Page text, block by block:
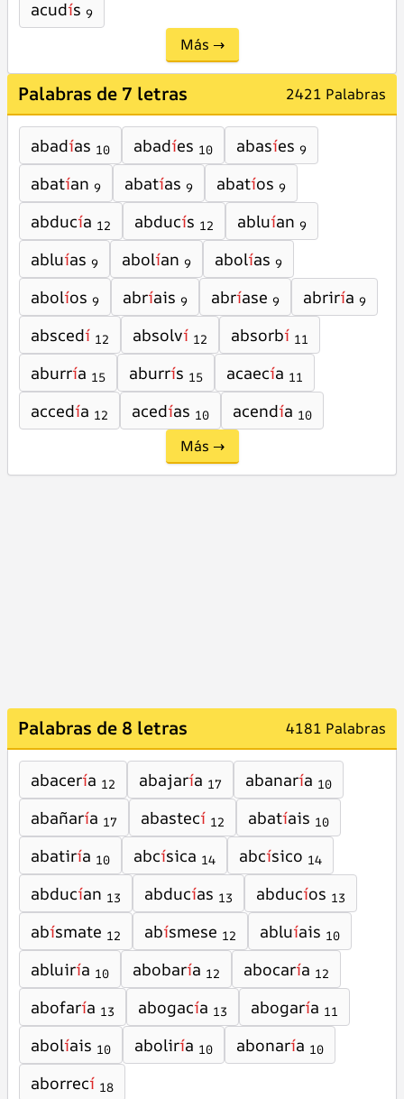
acudís 9
Más →
Palabras de 7 letras 2421 Palabras
abadías 10 abadíes 10 abasíes 9
abatían 9 abatías 9 abatíos 9
abducía 12 abducís 12 abluían 9
abluías 9 abolían 9 abolías 9
abolíos 9 abríais 9 abríase 9 abriría 9
abscedí 12 absolví 12 absorbí 11
aburría 15 aburrís 15 acaecía 11
accedía 12 acedías 10 acendía 10
Más →
Palabras de 8 letras 4181 Palabras
abacería 12 abajaría 17 abanaría 10
abañaría 17 abastecí 12 abatíais 10
abatiría 10 abcísica 14 abcísico 14
abducían 13 abducías 13 abducíos 13
abísmate 12 abísmese 12 abluíais 10
abluiría 10 abobaría 12 abocaría 12
abofaría 13 abogacía 13 abogaría 11
abolíais 10 aboliría 10 abonaría 10
aborrecí 18